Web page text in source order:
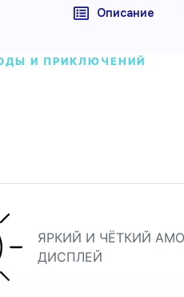
Описание
И ПРИКЛЮЧЕНИЙ
ЯРКИЙ И ЧЁТКИЙ
ДИСПЛЕЙ